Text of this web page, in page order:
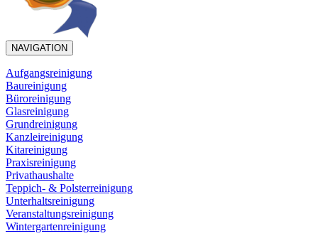
NAVIGATION
Aufgangsreinigung
Baureinigung
Büroreinigung
Glasreinigung
Grundreinigung
Kanzleireinigung
Kitareinigung
Praxisreinigung
Privathaushalte
Teppich- & Polsterreinigung
Unterhaltsreinigung
Veranstaltungsreinigung
Wintergartenreinigung